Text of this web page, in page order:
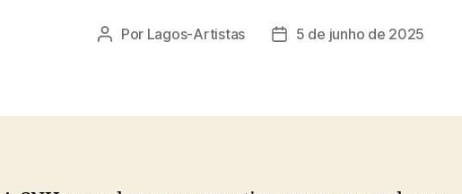
Autor
Por Lagos-Artistas
Data5 de junho de 2025